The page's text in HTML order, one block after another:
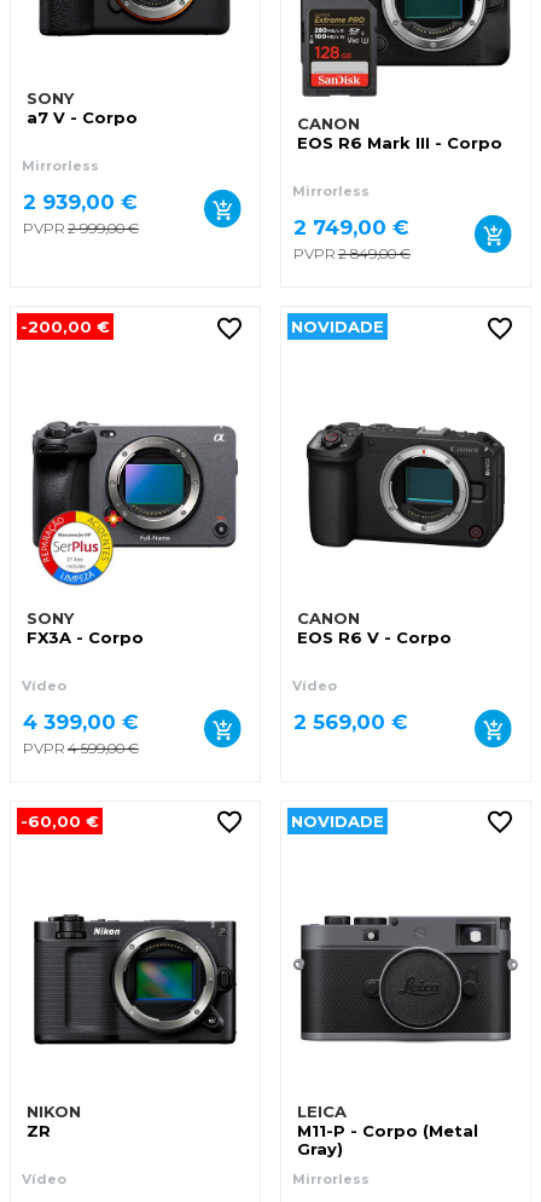
SONY
a7 V - Corpo
Mirrorless
2 939,00 €
PVPR 2 999,00 €
CANON
EOS R6 Mark III - Corpo
Mirrorless
2 749,00 €
PVPR 2 849,00 €
-200,00 €
SONY
FX3A - Corpo
Vídeo
4 399,00 €
PVPR 4 599,00 €
NOVIDADE
CANON
EOS R6 V - Corpo
Vídeo
2 569,00 €
-60,00 €
NIKON
ZR
Vídeo
NOVIDADE
LEICA
M11-P - Corpo (Metal
Gray)
Mirrorless